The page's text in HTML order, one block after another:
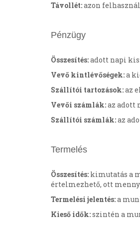
Távollét:azon
Pénzügy
Összesítés:adott napi
Vevő kintlévőségek:a
Szállítói tartozások:az
Vevői számlák:az adott
Szállítói számlák:az
Termelés
Összesítés: kimutatás a
értelmezhető, ott
Termelési jelentés:a
Kieső idők:szintén a